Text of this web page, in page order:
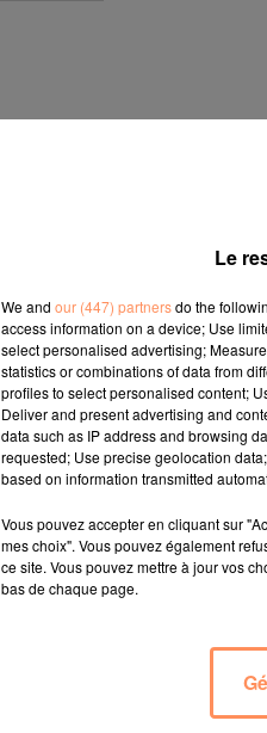
Le
We and our (447) partnersdo the
access information on a device; Use
select personalised advertising;
statistics or combinations of data from
profiles to select personalised content;
Deliver and present advertising and
data such as IP address and browsing
requested; Use precise geolocation
based on information transmitted
Vous pouvez accepter en cliquant sur
mes choix". Vous pouvez également
ce site. Vous pouvez mettre à jour vos
bas de chaque page.